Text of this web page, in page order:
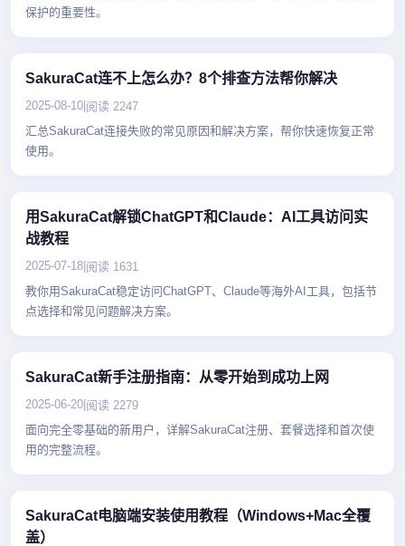
保护的重要性。
SakuraCat连不上怎么办？8个排查方法帮你解决
2025-08-10 阅读 2247
汇总SakuraCat连接失败的常见原因和解决方案，帮你快速恢复正常
使用。
用SakuraCat解锁ChatGPT和Claude：AI工具访问实
战教程
2025-07-18 阅读 1631
教你用SakuraCat稳定访问ChatGPT、Claude等海外AI工具，包括节
点选择和常见问题解决方案。
SakuraCat新手注册指南：从零开始到成功上网
2025-06-20 阅读 2279
面向完全零基础的新用户，详解SakuraCat注册、套餐选择和首次使
用的完整流程。
SakuraCat电脑端安装使用教程（Windows+Mac全覆
盖）